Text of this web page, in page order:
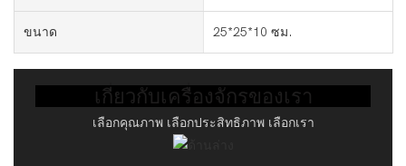
ขนาด 25*25*10 ซม.
เกี่ยวกับเครื่องจักรของเรา
เลือกคุณภาพ เลือกประสิทธิภาพ เลือกเรา